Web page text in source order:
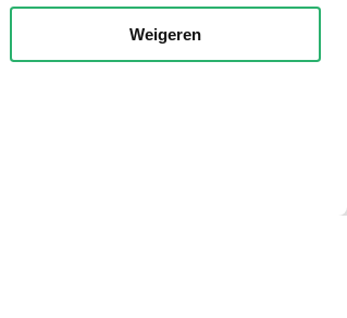
Weigeren